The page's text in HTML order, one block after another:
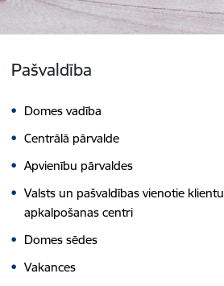
Pašvaldība
Domes vadība
Centrālā pārvalde
Apvienību pārvaldes
Valsts un pašvaldības vienotie klientu
apkalpošanas centri
Domes sēdes
Vakances